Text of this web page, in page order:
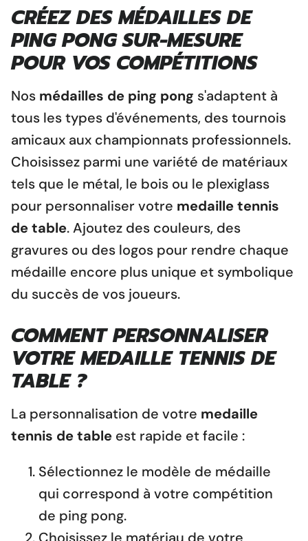
CRÉEZ DESMÉDAILLES DE
PING PONGSUR-MESURE
POUR VOS COMPÉTITIONS
Nos médailles de ping pong s'adaptent à
tous les types d'événements, des tournois
amicaux aux championnats professionnels.
Choisissez parmi une variété de matériaux
tels que le métal, le bois ou le plexiglass
pour personnaliser votre medaille tennis
de table. Ajoutez des couleurs, des
gravures ou des logos pour rendre chaque
médaille encore plus unique et symbolique
du succès de vos joueurs.
COMMENT PERSONNALISER
VOTREMEDAILLE TENNIS DE
TABLE?
La personnalisation de votre medaille
tennis de table est rapide et facile :
Sélectionnez le modèle de médaille
qui correspond à votre compétition
de ping pong.
Choisissez le matériau de votre